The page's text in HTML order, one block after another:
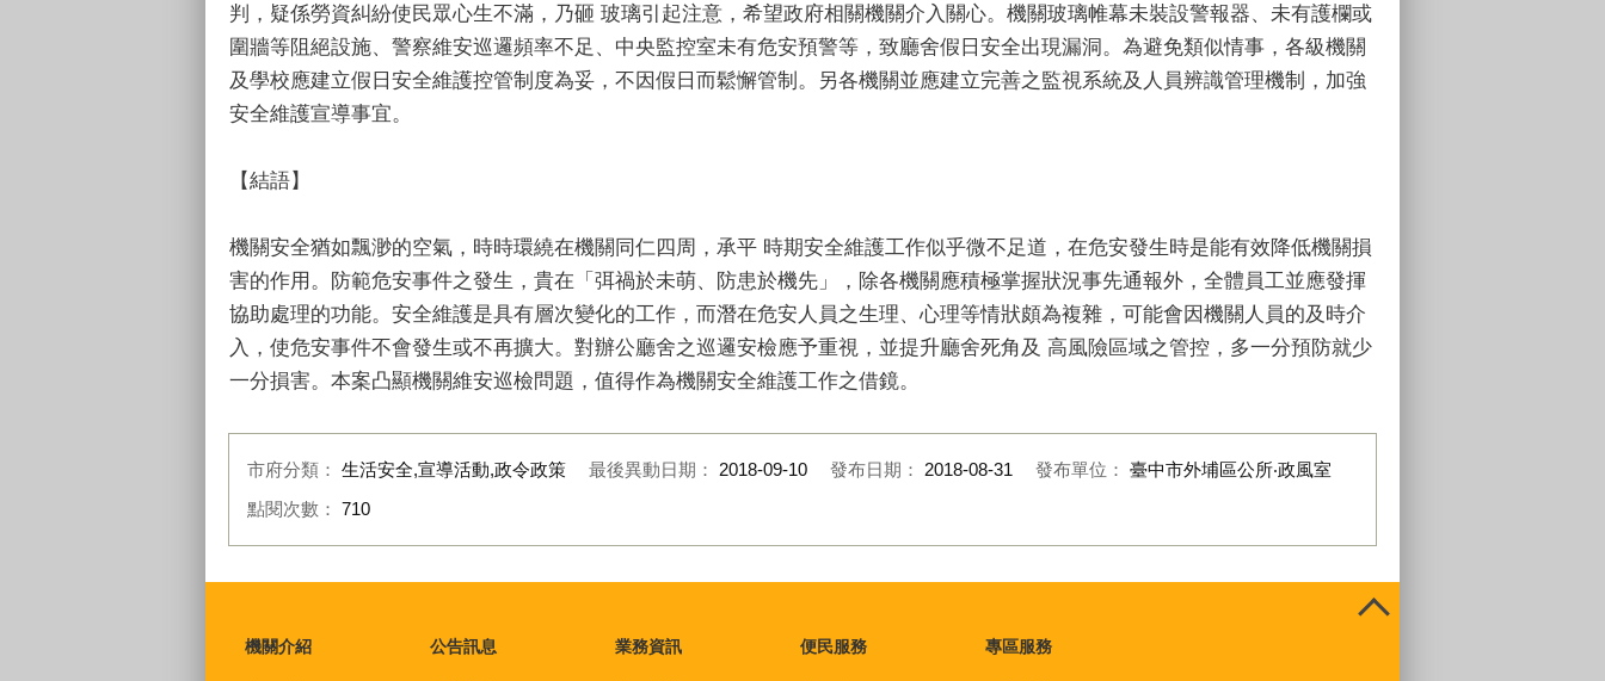
判，疑係勞資糾紛使民眾心生不滿，乃砸 玻璃引起注意，希望政府相關機關介入關心。機關玻璃帷幕未裝設警報器、未有護欄或
圍牆等阻絕設施、警察維安巡邏頻率不足、中央監控室未有危安預警等，致廳舍假日安全出現漏洞。為避免類似情事，各級機關
及學校應建立假日安全維護控管制度為妥，不因假日而鬆懈管制。另各機關並應建立完善之監視系統及人員辨識管理機制，加強
安全維護宣導事宜。
【結語】
機關安全猶如飄渺的空氣，時時環繞在機關同仁四周，承平 時期安全維護工作似乎微不足道，在危安發生時是能有效降低機關損
害的作用。防範危安事件之發生，貴在「弭禍於未萌、防患於機先」，除各機關應積極掌握狀況事先通報外，全體員工並應發揮
協助處理的功能。安全維護是具有層次變化的工作，而潛在危安人員之生理、心理等情狀頗為複雜，可能會因機關人員的及時介
入，使危安事件不會發生或不再擴大。對辦公廳舍之巡邏安檢應予重視，並提升廳舍死角及 高風險區域之管控，多一分預防就少
一分損害。本案凸顯機關維安巡檢問題，值得作為機關安全維護工作之借鏡。
市府分類： 生活安全,宣導活動,政令政策 最後異動日期： 2018-09-10 發布日期： 2018-08-31 發布單位： 臺中市外埔區公所‧政風室
點閱次數： 710
機關介紹 公告訊息 業務資訊 便民服務 專區服務